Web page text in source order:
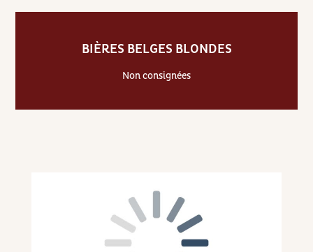
BIÈRES BELGES BLONDES
Non consignées